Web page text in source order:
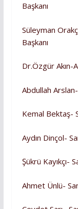
Başkanı
Süleyman
Başkanı
Dr.Özgür Akın-
Abdullah
Kemal Bektaş-
Aydın Dinçol-
Şükrü Kayıkçı-
Ahmet Ünlü-